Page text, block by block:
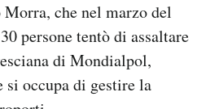
Morra, che nel marzo del
persone tentò di assaltare
di Mondialpol,
si occupa di gestire la